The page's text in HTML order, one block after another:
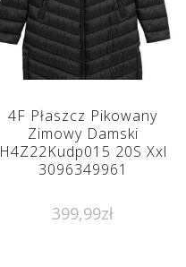
4F Płaszcz Pikowany
Zimowy Damski
H4Z22Kudp015 20S Xxl
3096349961
399,99zł